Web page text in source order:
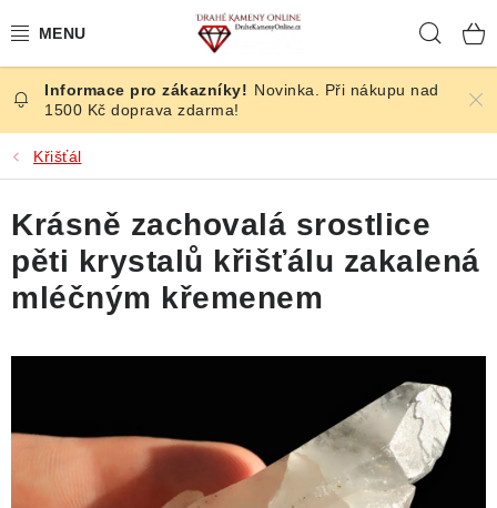
na
ČESKÉ KAMENY
ŠPERKY
KAMENY ZE SVĚTA
BROUŠENÉ
KRYSTALY
ČLÁNKY
Novinka. Při nákupu nad
1500 Kč doprava zdarma!
Křišťál
Krásně zachovalá srostlice
pěti krystalů křišťálu zakalená
mléčným křemenem